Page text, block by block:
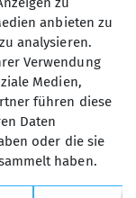
Absenden
anbieten zu
analysieren.
Verwendung
Medien,
führen diese
Daten
oder die sie
haben.